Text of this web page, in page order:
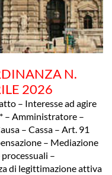
N.
2026
– Interesse ad agire
– Amministratore –
– Cassa – Art. 91
– Mediazione
–
di legittimazione attiva